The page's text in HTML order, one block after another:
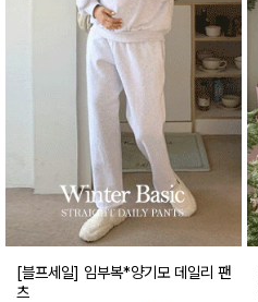
[블프세일] 임부복*양기모 데일리 팬
츠